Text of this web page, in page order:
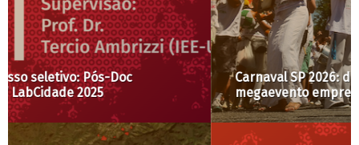
Carnaval SP 2026: direito à cidade e à folia ou
megaevento empresarial?